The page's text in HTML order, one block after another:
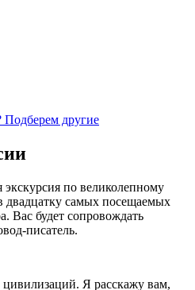
Подберем другие
по великолепному
двадцатку самых посещаемых
Вас будет сопровождать
писатель.
Я расскажу вам,